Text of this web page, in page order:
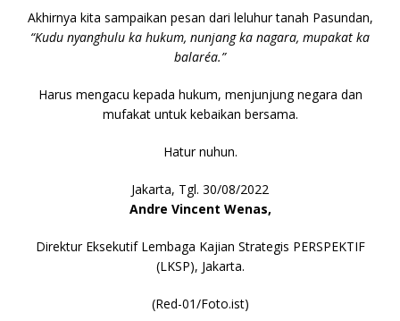
Akhirnya kita sampaikan pesan dari leluhur tanah Pasundan,
“Kudu nyanghulu ka hukum, nunjang ka nagara, mupakat ka
balaréa.”
Harus mengacu kepada hukum, menjunjung negara dan
mufakat untuk kebaikan bersama.
Hatur nuhun.
Jakarta, Tgl. 30/08/2022
Andre Vincent Wenas,
Direktur Eksekutif Lembaga Kajian Strategis PERSPEKTIF
(LKSP), Jakarta.
(Red-01/Foto.ist)